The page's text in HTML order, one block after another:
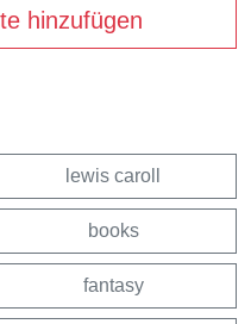
hinzufügen
lewis caroll
books
fantasy